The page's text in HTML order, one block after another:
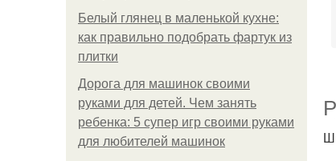
Белый глянец в маленькой кухне:
как правильно подобрать фартук из
плитки
Дорога для машинок своими
руками для детей. Чем занять
ребенка: 5 супер игр своими руками
для любителей машинок